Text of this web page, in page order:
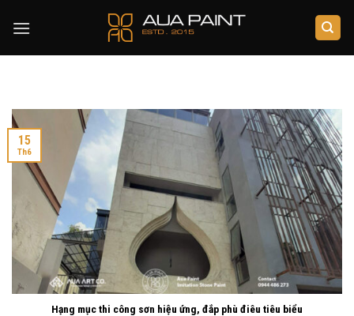
Hạng mục thi công sơn hiệu ứng, đắp phù điêu tiêu biểu
15
Th6